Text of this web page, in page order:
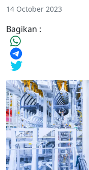
14 October 2023
Bagikan :